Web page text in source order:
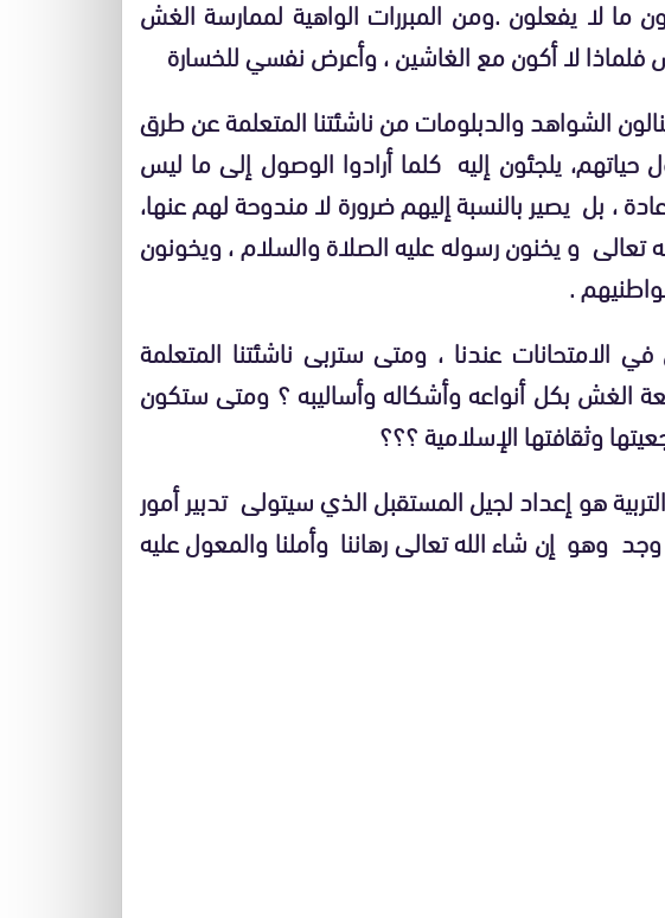
ما لا يفعلون .ومن المبررات الواهية لممارسة الغش
لا أكون مع الغاشين ، وأعرض نفسي للخسارة
الشواهد والدبلومات من ناشئتنا المتعلمة عن طرق
يلجئون إليه كلما أرادوا الوصول إلى ما ليس
، بل يصير بالنسبة إليهم ضرورة لا مندوحة لهم عنها،
تعالى و يخنون رسوله عليه الصلاة والسلام ، ويخونون
.
عندنا ، ومتى ستربى ناشئتنا المتعلمة
الغش بكل أنواعه وأشكاله وأساليبه ؟ ومتى ستكون
وثقافتها الإسلامية ؟؟؟
هو إعداد لجيل المستقبل الذي سيتولى تدبير أمور
إن شاء الله تعالى رهاننا وأملنا والمعول عليه